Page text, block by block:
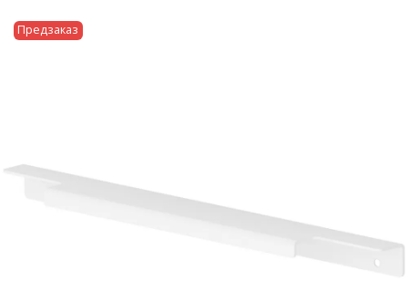
Предзаказ